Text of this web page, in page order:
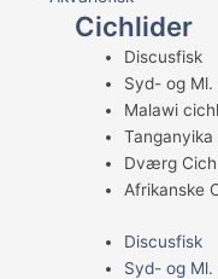
Cichlider
Discusfisk
Syd- og Ml.
Malawi
Tanganyika
Dværg
Afrikanske
Discusfisk
Syd- og Ml.